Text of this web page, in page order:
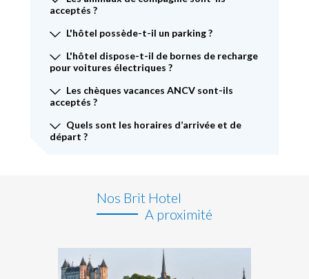
acceptés ?
L'hôtel possède-t-il un parking ?
L'hôtel dispose-t-il de bornes de recharge
pour voitures électriques ?
Les chèques vacances ANCV sont-ils
acceptés ?
Quels sont les horaires d’arrivée et de
départ ?
Nos Brit Hotel
A proximité